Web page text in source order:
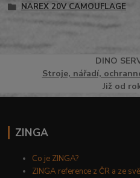
NAREX 20V CAMOUFLAGE
DINO
Stroje, nářadí,
Již od
ZINGA
Co je ZINGA?
ZINGA reference z ČR a ze